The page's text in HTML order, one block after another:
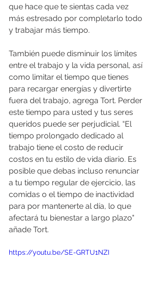
que hace que te sientas cada vez
más estresado por completarlo todo
y trabajar más tiempo.
También puede disminuir los límites
entre el trabajo y la vida personal, así
como limitar el tiempo que tienes
para recargar energías y divertirte
fuera del trabajo, agrega Tort. Perder
este tiempo para usted y tus seres
queridos puede ser perjudicial. “El
tiempo prolongado dedicado al
trabajo tiene el costo de reducir
costos en tu estilo de vida diario. Es
posible que debas incluso renunciar
a tu tiempo regular de ejercicio, las
comidas o el tiempo de inactividad
para por mantenerte al día, lo que
afectará tu bienestar a largo plazo"
añade Tort.
https://youtu.be/SE-GRTU1NZI